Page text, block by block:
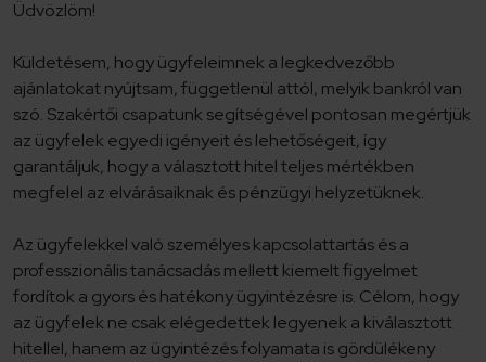
Üdvözlöm!
Küldetésem, hogy ügyfeleimnek a legkedvezőbb
ajánlatokat nyújtsam, függetlenül attól, melyik bankról van
szó. Szakértői csapatunk segítségével pontosan megértjük
az ügyfelek egyedi igényeit és lehetőségeit, így
garantáljuk, hogy a választott hitel teljes mértékben
megfelel az elvárásaiknak és pénzügyi helyzetüknek.
Az ügyfelekkel való személyes kapcsolattartás és a
professzionális tanácsadás mellett kiemelt figyelmet
fordítok a gyors és hatékony ügyintézésre is. Célom, hogy
az ügyfelek ne csak elégedettek legyenek a kiválasztott
hitellel, hanem az ügyintézés folyamata is gördülékeny